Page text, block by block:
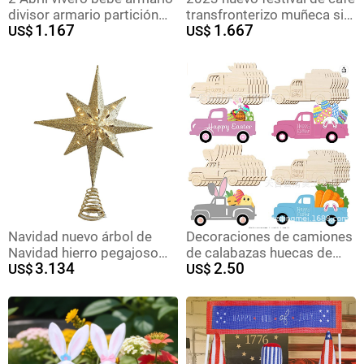
divisor armario partición
ropa tamaño partición
US$ 1.167
transfronterizo muñeca sin
rostro colgando café
navideña decoración diaria
del hogar
US$ 1.667
Navidad nuevo árbol de
Navidad hierro pegajoso
árbol Rosa Top estrella
tridimensional hueco
estrella de cinco puntas
decoraciones
US$3.134
Decoraciones de camiones
de calabazas huecas de
madera sin terminar de 32
Pascua transfronterizas.
US$ 2.50